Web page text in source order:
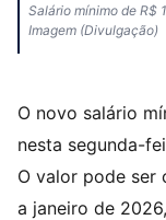
Salário mínimo de R$
Imagem (Divulgação)
O novo salário mínimo de R$ 1.621 começa a ser pago
nesta segunda-
O valor pode ser
a janeiro de